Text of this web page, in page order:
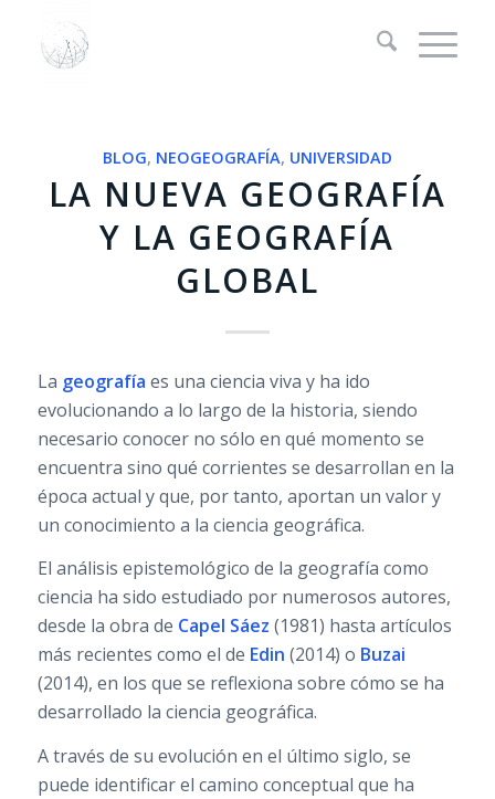
BLOG, NEOGEOGRAFÍA, UNIVERSIDAD
LA NUEVA GEOGRAFÍA
Y LA GEOGRAFÍA
GLOBAL
La geografía es una ciencia viva y ha ido
evolucionando a lo largo de la historia, siendo
necesario conocer no sólo en qué momento se
encuentra sino qué corrientes se desarrollan en la
época actual y que, por tanto, aportan un valor y
un conocimiento a la ciencia geográfica.
El análisis epistemológico de la geografía como
ciencia ha sido estudiado por numerosos autores,
desde la obra de Capel Sáez (1981) hasta artículos
más recientes como el de Edin (2014) o Buzai
(2014), en los que se reflexiona sobre cómo se ha
desarrollado la ciencia geográfica.
A través de su evolución en el último siglo, se
puede identificar el camino conceptual que ha